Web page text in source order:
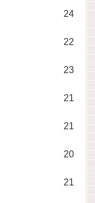
24
22
23
21
21
20
21